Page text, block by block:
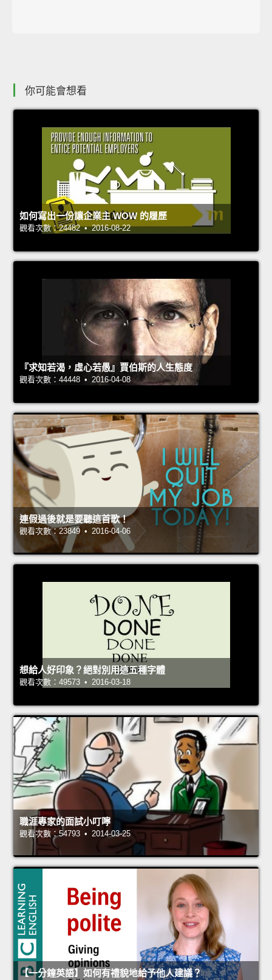
你可能會想看
如何寫出一份讓企業主 WOW 的履歷
觀看次數：24482 • 2016-08-22
『求知若渴，虛心若愚』賈伯斯的人生態度
觀看次數：44448 • 2016-04-08
連假過後就是要聽這首歌！
觀看次數：23849 • 2016-04-06
想給人好印象？絕對別用這五種字體
觀看次數：49573 • 2016-03-18
職涯專家的面試小叮嚀
觀看次數：54793 • 2014-03-25
【一分鐘英語】如何有禮貌地給予他人建議？